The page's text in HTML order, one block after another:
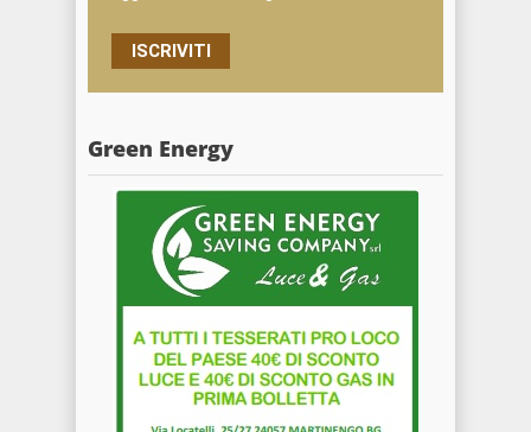
ISCRIVITI
Green Energy